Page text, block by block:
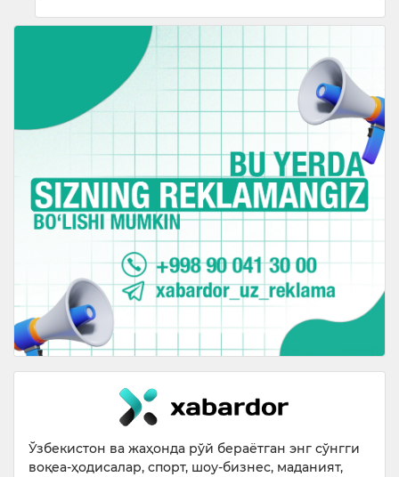
Ўзбекистон ва жаҳонда рўй бераётган энг сўнгги
воқеа-ҳодисалар, спорт, шоу-бизнес, маданият,